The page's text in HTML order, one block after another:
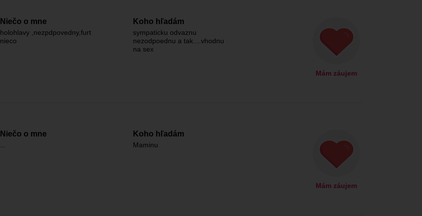
Niečo o mne
holohlavy ,nezpdpovedny,furt
nieco
Koho hľadám
sympaticku odvaznu
nezodpoednu a tak....vhodnu
na sex
Mám záujem
Niečo o mne Koho hľadám
Maminu
Mám záujem